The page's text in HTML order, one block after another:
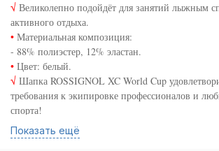
√ Великолепно подойдёт для занятий лыжным
активного отдыха.
• Материальная композиция:
- 88% полиэстер, 12% эластан.
• Цвет: белый.
√ Шапка ROSSIGNOL XC World Cup
требования к экипировке профессионалов и
спорта!
Сконцентрируйтесь, тренируйтесь и Вы всё
Показать ещё